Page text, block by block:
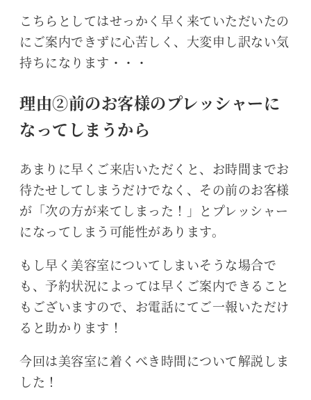
こちらとしてはせっかく早く来ていただいたの
にご案内できずに心苦しく、大変申し訳ない気
持ちになります・・・
理由②前のお客様のプレッシャーに
なってしまうから
あまりに早くご来店いただくと、お時間までお
待たせしてしまうだけでなく、その前のお客様
が「次の方が来てしまった！」とプレッシャー
になってしまう可能性があります。
もし早く美容室についてしまいそうな場合で
も、予約状況によっては早くご案内できること
もございますので、お電話にてご一報いただけ
ると助かります！
今回は美容室に着くべき時間について解説しま
した！